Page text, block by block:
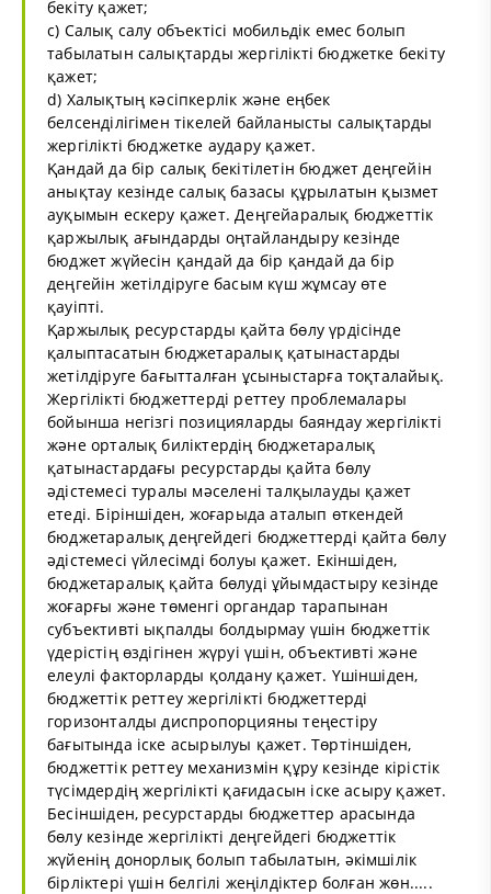
бекіту қажет;
c) Салық салу объектісі мобильдік емес болып
табылатын салықтарды жергілікті бюджетке бекіту
қажет;
d) Халықтың кәсіпкерлік және еңбек
белсенділігімен тікелей байланысты салықтарды
жергілікті бюджетке аудару қажет.
Қандай да бір салық бекітілетін бюджет деңгейін
анықтау кезінде салық базасы құрылатын қызмет
ауқымын ескеру қажет. Деңгейаралық бюджеттік
қаржылық ағындарды оңтайландыру кезінде
бюджет жүйесін қандай да бір қандай да бір
деңгейін жетілдіруге басым күш жұмсау өте
қауіпті.
Қаржылық ресурстарды қайта бөлу үрдісінде
қалыптасатын бюджетаралық қатынастарды
жетілдіруге бағытталған ұсыныстарға тоқталайық.
Жергілікті бюджеттерді реттеу проблемалары
бойынша негізгі позицияларды баяндау жергілікті
және орталық биліктердің бюджетаралық
қатынастардағы ресурстарды қайта бөлу
әдістемесі туралы мәселені талқылауды қажет
етеді. Біріншіден, жоғарыда аталып өткендей
бюджетаралық деңгейдегі бюджеттерді қайта бөлу
әдістемесі үйлесімді болуы қажет. Екіншіден,
бюджетаралық қайта бөлуді ұйымдастыру кезінде
жоғарғы және төменгі органдар тарапынан
субъективті ықпалды болдырмау үшін бюджеттік
үдерістің өздігінен жүруі үшін, объективті және
елеулі факторларды қолдану қажет. Үшіншіден,
бюджеттік реттеу жергілікті бюджеттерді
горизонталды диспропорцияны теңестіру
бағытында іске асырылуы қажет. Төртіншіден,
бюджеттік реттеу механизмін құру кезінде кірістік
түсімдердің жергілікті қағидасын іске асыру қажет.
Бесіншіден, ресурстарды бюджеттер арасында
бөлу кезінде жергілікті деңгейдегі бюджеттік
жүйенің донорлық болып табылатын, әкімшілік
бірліктері үшін белгілі жеңілдіктер болған жөн.....